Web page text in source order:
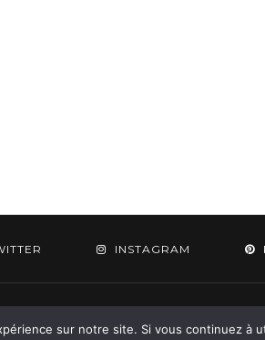
INSTAGRAM
sur notre site. Si vous continuez